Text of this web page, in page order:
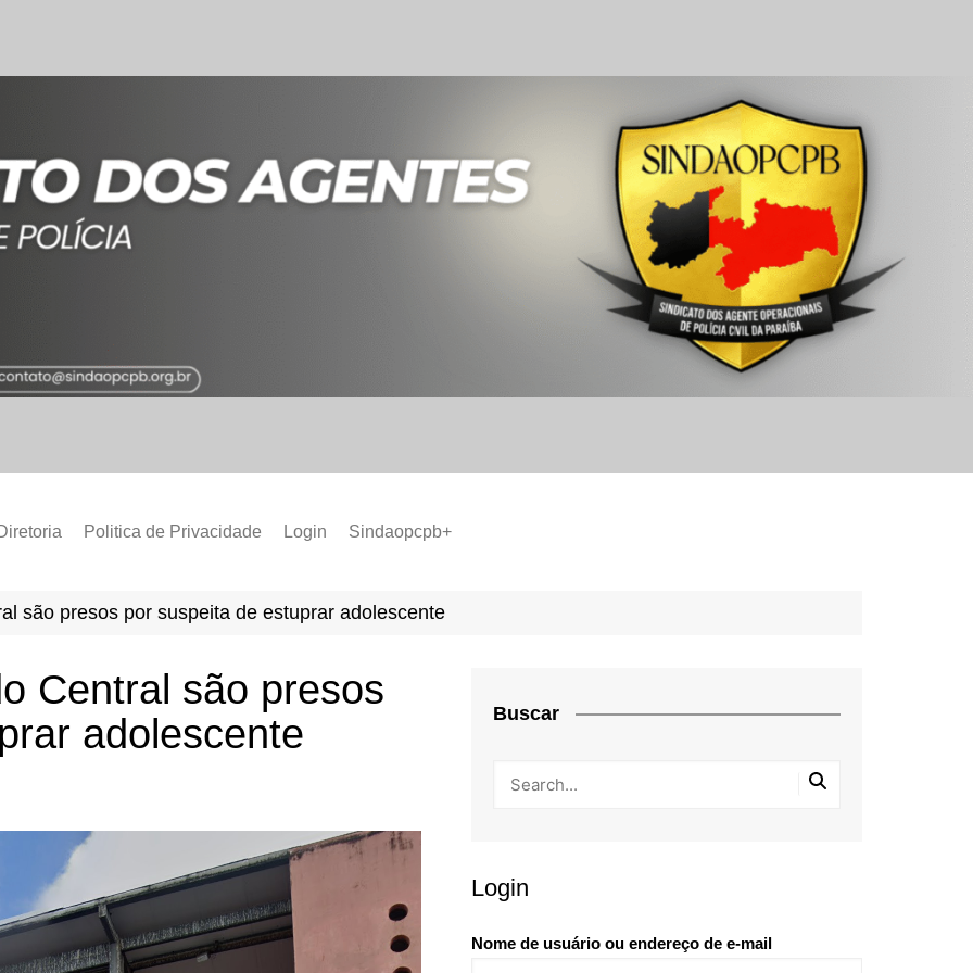
PCCR 2022
Tabela de Venc. 2025
Politica de Privacidade Login Sindaopcpb+
são presos por suspeita de estuprar adolescente
Central são presos
adolescente
Buscar
Login
Nome de usuário ou endereço de e-mail